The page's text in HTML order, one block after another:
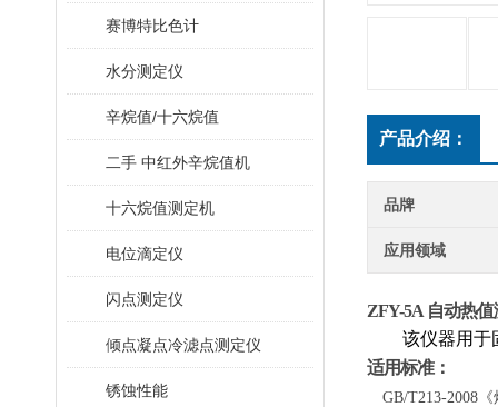
赛博特比色计
水分测定仪
辛烷值/十六烷值
二手 中红外辛烷值机
十六烷值测定机
电位滴定仪
闪点测定仪
倾点凝点冷滤点测定仪
锈蚀性能
产品介绍：
品牌
应用领域
ZFY-5A 自动热
该仪器用于
适用标准：
GB/T213-2008